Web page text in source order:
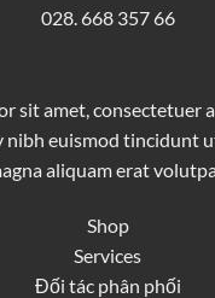
028. 668 357 66
sit amet, consectetuer
nibh euismod tincidunt
aliquam erat
Shop
Services
Đối tác phân phối